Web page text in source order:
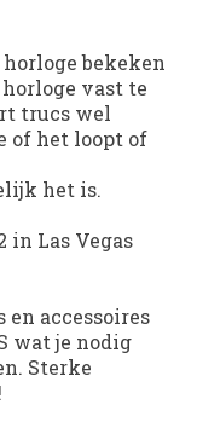
bekeken
vast te
trucs wel
of het loopt of
het is.
in Las Vegas
accessoires
wat je nodig
Sterke